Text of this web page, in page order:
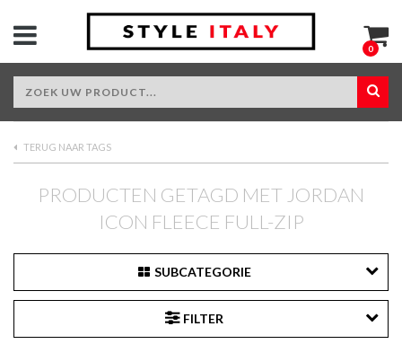
0
TERUG NAAR TAGS
PRODUCTEN GETAGD MET JORDAN
ICON FLEECE FULL-ZIP
SUBCATEGORIE
FILTER